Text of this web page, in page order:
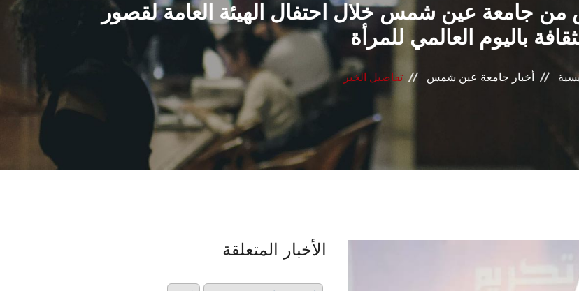
من جامعة عين شمس خلال احتفال الهيئة العامة لقصور
باليوم العالمي للمرأة
أخبار جامعة عين شمس تفاصيل الخبر
الأخبار المتعلقة